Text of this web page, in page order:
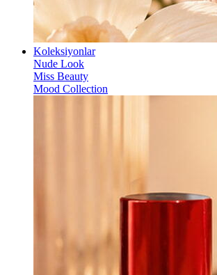
Koleksiyonlar
Nude Look
Miss Beauty
Mood Collection